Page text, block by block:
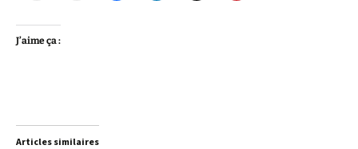
J’aime ça :
Articles similaires